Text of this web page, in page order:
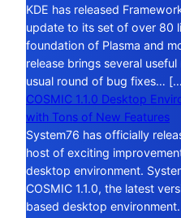
KDE has released
update to its set of over 80
foundation of Plasma and
release brings several
usual round of bug fixes…
COSMIC 1.1.0 Desktop
with Tons of New Features
System76 has officially
host of exciting
desktop environment.
COSMIC 1.1.0, the latest
based desktop